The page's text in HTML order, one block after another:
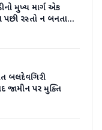
મુખ્ય માર્ગ એક
પછી રસ્તો ન બનતા
બલદેવગિરી
જામીન પર મુક્તિ